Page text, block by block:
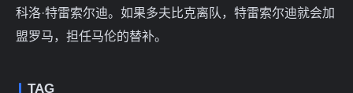
科洛·特雷索尔迪。如果多夫比克离队，特雷索尔迪就会加
盟罗马，担任马伦的替补。
TAG